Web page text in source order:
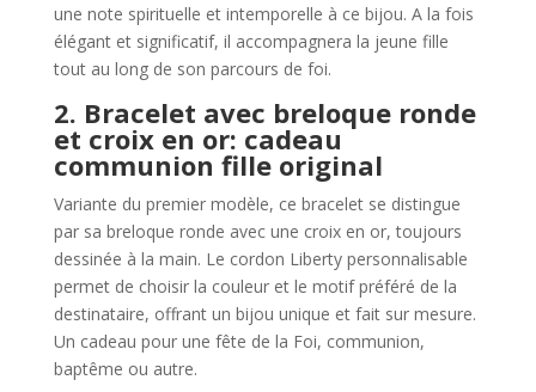
une note spirituelle et intemporelle à ce bijou. A la fois
élégant et significatif, il accompagnera la jeune fille
tout au long de son parcours de foi.
2. Bracelet avec breloque ronde
et croix en or: cadeau
communion fille original
Variante du premier modèle, ce bracelet se distingue
par sa breloque ronde avec une croix en or, toujours
dessinée à la main. Le cordon Liberty personnalisable
permet de choisir la couleur et le motif préféré de la
destinataire, offrant un bijou unique et fait sur mesure.
Un cadeau pour une fête de la Foi, communion,
baptême ou autre.